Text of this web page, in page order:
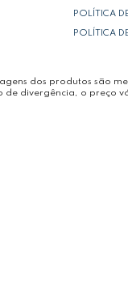
POLÍTICA
POLÍTICA
dos produtos são
de divergência, o preço